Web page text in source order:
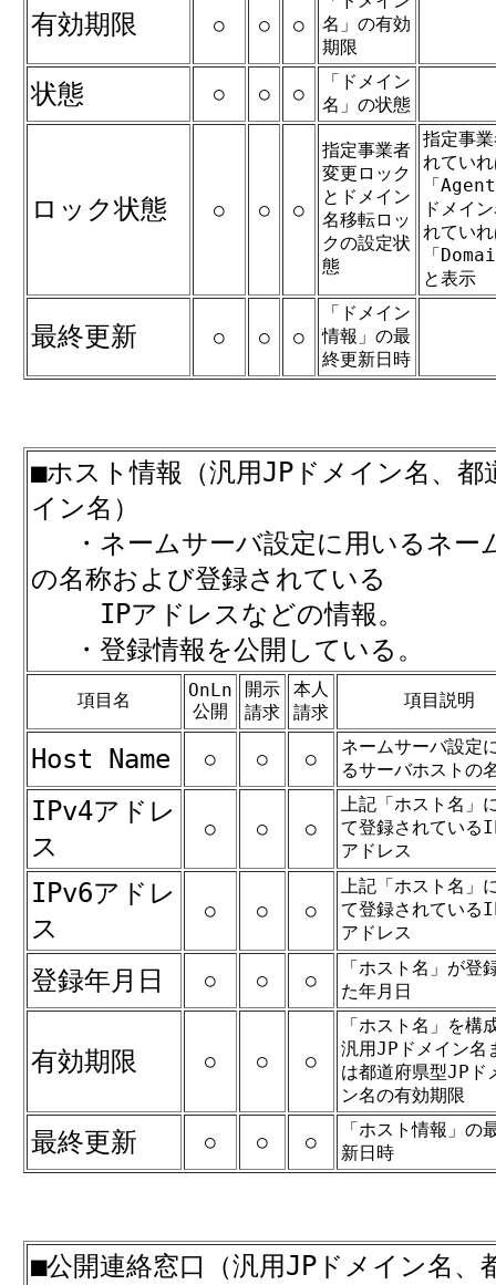
有効期限 ○ ○ ○
名」の有効
期限
状態 ○ ○ ○
「ドメイン
名」の状態
ロック状態 ○ ○ ○
指定事業者
変更ロック
とドメイン
名移転ロッ
クの設定状
態
指定事
れてい
「
ドメイ
れてい
「
と表示
最終更新 ○ ○ ○
「ドメイン
情報」の最
終更新日時
■ホスト情報（汎用JPドメイン名、都
イン名）
・ネームサーバ設定に用いるネー
の名称および登録されている
IPアドレスなどの情報。
・登録情報を公開している。
項目名
OnLn
公開
開示
請求
本人
請求
項目説明
Host Name ○ ○ ○
ネームサーバ設定
るサーバホストの
IPv4アドレ
ス
○ ○ ○
上記「ホスト名」
て登録されている
アドレス
IPv6アドレ
ス
○ ○ ○
上記「ホスト名」
て登録されている
アドレス
登録年月日 ○ ○ ○
「ホスト名」が登
た年月日
有効期限 ○ ○ ○
「ホスト名」を構
汎用JPドメイン名
は都道府県型JPド
ン名の有効期限
最終更新 ○ ○ ○
「ホスト情報」の
新日時
■公開連絡窓口（汎用JPドメイン名、